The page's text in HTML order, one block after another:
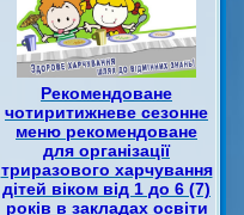
Рекомендоване
чотиритижневе сезонне
меню рекомендоване
для організації
триразового харчування
дітей віком від 1 до 6 (7)
років в закладах освіти